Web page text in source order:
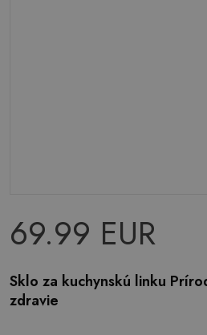
69.99 EUR
Sklo za kuchynskú linku
zdravie